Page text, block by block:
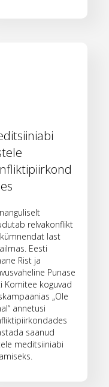
relvakonflikt
last
Eesti
Rist ja
Punase
Komitee koguvad
„Ole
annetusi
saanud
meditsiiniabi